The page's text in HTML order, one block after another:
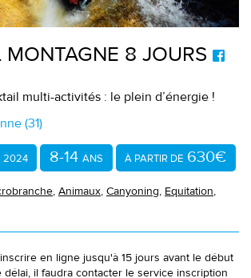
MONTAGNE 8 JOURS
multi-activités : le plein d’énergie !
(31)
2024 8-14ANS À PARTIR DE 630€
, Animaux, Canyoning, Equitation,
en ligne jusqu'à 15 jours avant le début
délai, il faudra contacter le service inscription